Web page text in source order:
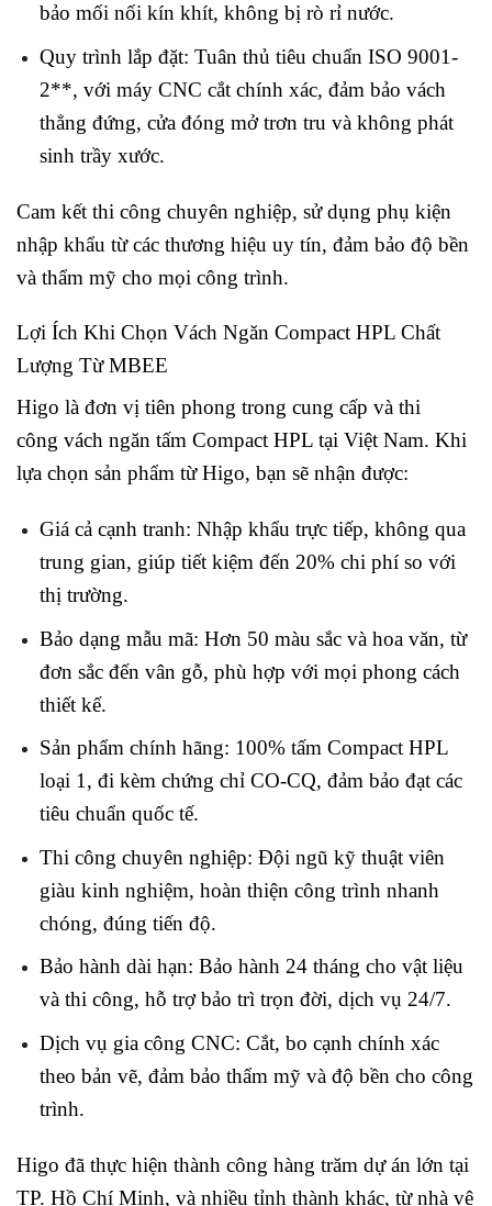
bảo mối nối kín khít, không bị rò rỉ nước.
Quy trình lắp đặt: Tuân thủ tiêu chuẩn ISO 9001-
2**, với máy CNC cắt chính xác, đảm bảo vách
thẳng đứng, cửa đóng mở trơn tru và không phát
sinh trầy xước.
Cam kết thi công chuyên nghiệp, sử dụng phụ kiện
nhập khẩu từ các thương hiệu uy tín, đảm bảo độ bền
và thẩm mỹ cho mọi công trình.
Lợi Ích Khi Chọn Vách Ngăn Compact HPL Chất
Lượng Từ MBEE
Higo là đơn vị tiên phong trong cung cấp và thi
công vách ngăn tấm Compact HPL tại Việt Nam. Khi
lựa chọn sản phẩm từ Higo, bạn sẽ nhận được:
Giá cả cạnh tranh: Nhập khẩu trực tiếp, không qua
trung gian, giúp tiết kiệm đến 20% chi phí so với
thị trường.
Bảo dạng mẫu mã: Hơn 50 màu sắc và hoa văn, từ
đơn sắc đến vân gỗ, phù hợp với mọi phong cách
thiết kế.
Sản phẩm chính hãng: 100% tấm Compact HPL
loại 1, đi kèm chứng chỉ CO-CQ, đảm bảo đạt các
tiêu chuẩn quốc tế.
Thi công chuyên nghiệp: Đội ngũ kỹ thuật viên
giàu kinh nghiệm, hoàn thiện công trình nhanh
chóng, đúng tiến độ.
Bảo hành dài hạn: Bảo hành 24 tháng cho vật liệu
và thi công, hỗ trợ bảo trì trọn đời, dịch vụ 24/7.
Dịch vụ gia công CNC: Cắt, bo cạnh chính xác
theo bản vẽ, đảm bảo thẩm mỹ và độ bền cho công
trình.
Higo đã thực hiện thành công hàng trăm dự án lớn tại
TP. Hồ Chí Minh, và nhiều tỉnh thành khác, từ nhà vệ